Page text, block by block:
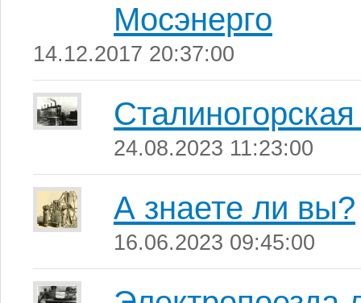
Мосэнерго
14.12.2017 20:37:00
24.08.2023 11:23:00
А знаете ли вы?
16.06.2023 09:45:00